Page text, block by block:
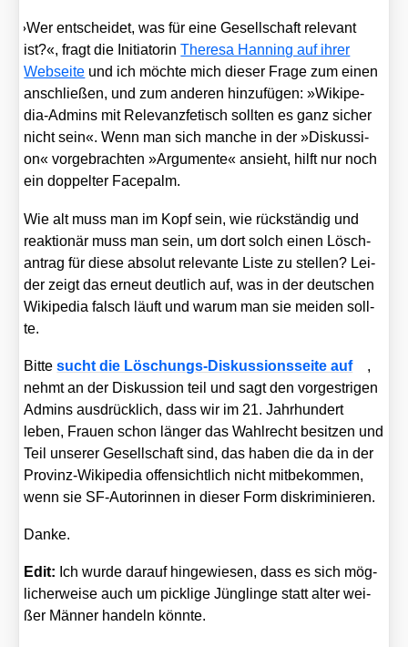
»Wer ent­schei­det, was für eine Gesell­schaft rele­vant
ist?«, fragt die Initia­to­rinThe­re­sa Han­ning auf ihrer
Web­sei­te und ich möch­te mich die­ser Fra­ge zum einen
anschlie­ßen, und zum ande­ren hin­zu­fü­gen: »Wiki­pe­
dia-Admins mit Rele­vanz­fe­tisch soll­ten es ganz sicher
nicht sein«. Wenn man sich man­che in der »Dis­kus­si­
on« vor­ge­brach­ten »Argu­men­te« ansieht, hilft nur noch
ein dop­pel­ter Face­palm.
Wie alt muss man im Kopf sein, wie rück­stän­dig und
reak­tio­när muss man sein, um dort solch einen Lösch­
an­trag für die­se abso­lut rele­van­te Lis­te zu stel­len? Lei­
der zeigt das erneut deut­lich auf, was in der deut­schen
Wiki­pe­dia falsch läuft und war­um man sie mei­den soll­
te.
Bit­tesucht die Löschungs-Dis­kus­si­ons­sei­te auf
,
nehmt an der Dis­kus­si­on teil und sagt den vor­gest­ri­gen
Admins aus­drück­lich, dass wir im 21. Jahr­hun­dert
leben, Frau­en schon län­ger das Wahl­recht besit­zen und
Teil unse­rer Gesell­schaft sind, das haben die da in der
Pro­vinz-Wiki­pe­dia offen­sicht­lich nicht mit­be­kom­men,
wenn sie SF-Autorin­nen in die­ser Form dis­kri­mi­nie­ren.
Dan­ke.
Edit: Ich wur­de dar­auf hin­ge­wie­sen, dass es sich mög­
li­cher­wei­se auch um pick­li­ge Jüng­lin­ge statt alter wei­
ßer Män­ner han­deln könn­te.